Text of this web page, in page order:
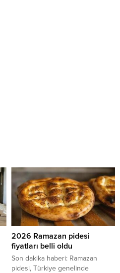
2026 Ramazan pidesi
fiyatları belli oldu
Son dakika haberi: Ramazan
pidesi, Türkiye genelinde